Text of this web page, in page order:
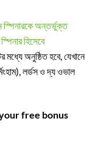
স্পিনারকে অন্তর্ভুক্ত
হিসেবে
অনুষ্ঠিত হবে, যেখানে
লর্ডস ও দ্য ওভাল
free bonus